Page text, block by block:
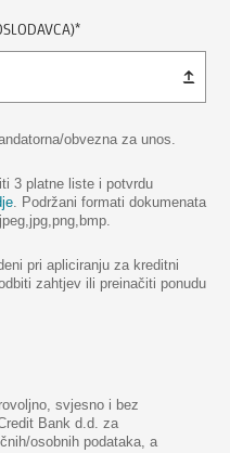
obvezna za unos.
3 platne liste i potvrdu
. Podržani formati dokumenata
pri apliciranju za kreditni
zahtjev ili preinačiti ponudu
svjesno i bez
Bank d.d. za
osobnih podataka, a